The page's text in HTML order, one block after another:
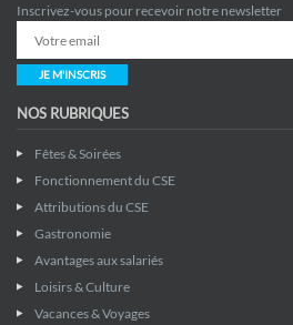
Inscrivez-vous pour recevoir notre newsletter
JE M'INSCRIS
NOS RUBRIQUES
Fêtes & Soirées
Fonctionnement du CSE
Attributions du CSE
Gastronomie
Avantages aux salariés
Loisirs & Culture
Vacances & Voyages